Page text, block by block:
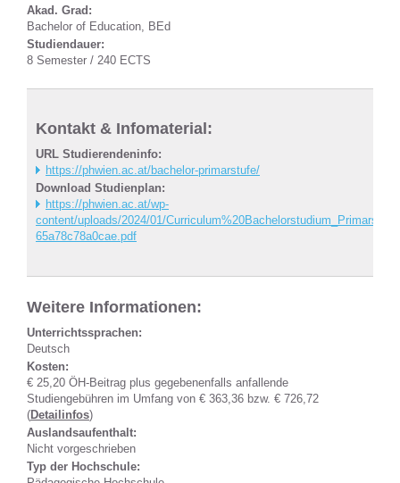
Akad. Grad:
Bachelor of Education, BEd
Studiendauer:
8 Semester / 240 ECTS
Kontakt & Infomaterial:
URL Studierendeninfo:
https://phwien.ac.at/bachelor-primarstufe/
Download Studienplan:
https://phwien.ac.at/wp-
content/uploads/2024/01/Curriculum%20Bachelorstudium_Primarstufe-
65a78c78a0cae.pdf
Weitere Informationen:
Unterrichtssprachen:
Deutsch
Kosten:
€ 25,20 ÖH-Beitrag plus gegebenenfalls anfallende
Studiengebühren im Umfang von € 363,36 bzw. € 726,72
(Detailinfos)
Auslandsaufenthalt:
Nicht vorgeschrieben
Typ der Hochschule: